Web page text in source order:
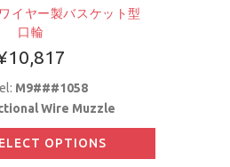
イヤー製バスケット型
口輪
M9###1058
Wire Muzzle
OPTIONS